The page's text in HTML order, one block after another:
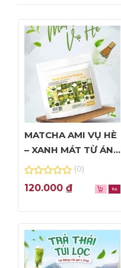
MATCHA AMI VỤ HÈ
– XANH MÁT TỪ ÁNH
NHÌN ĐẦU TIÊN
0
out
5
(0)
120.000 ₫